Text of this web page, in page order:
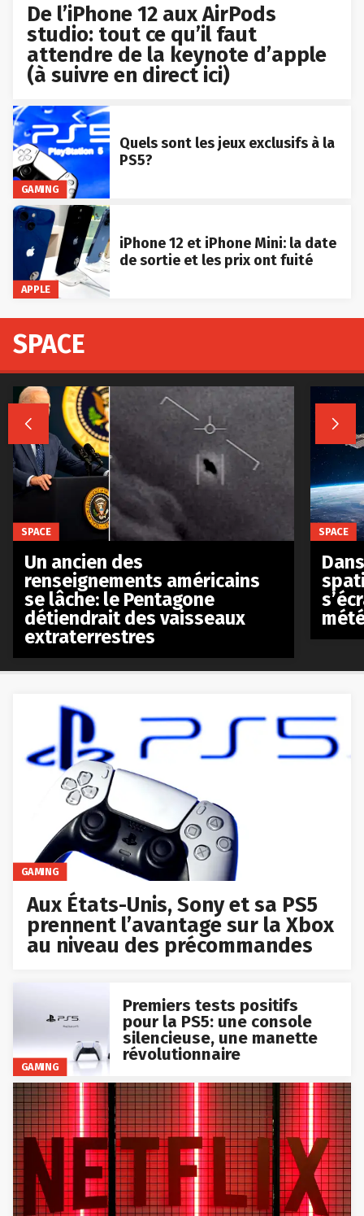
De l’iPhone 12 aux AirPods
studio: tout ce qu’il faut
attendre de la keynote d’apple
(à suivre en direct ici)
GAMING
Quels sont les jeux exclusifs à la
PS5?
APPLE
iPhone 12 et iPhone Mini: la date
de sortie et les prix ont fuité
GAMING
Aux États-Unis, Sony et sa PS5
prennent l’avantage sur la Xbox
au niveau des précommandes
GAMING
Premiers tests positifs
pour la PS5: une console
silencieuse, une manette
révolutionnaire
SPACE
 
SPACE
Un ancien des
renseignements américains
se lâche: le Pentagone
détiendrait des vaisseaux
extraterrestres
SPACE